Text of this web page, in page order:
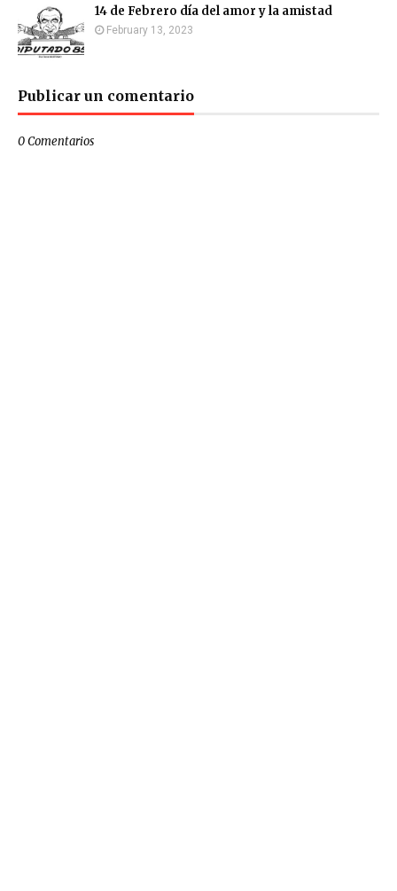
14 de Febrero día del amor y la amistad
February 13, 2023
Publicar un comentario
0 Comentarios